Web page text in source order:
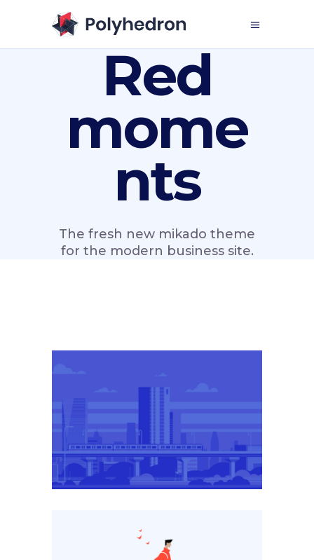
Red
mome
nts
The fresh new mikado theme
for the modern business site.